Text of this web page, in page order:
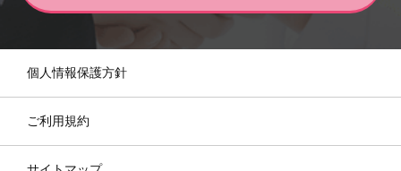
個人情報保護方針
ご利用規約